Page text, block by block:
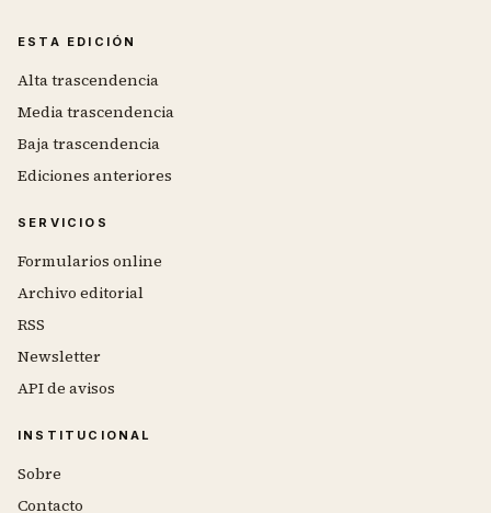
ESTA EDICIÓN
Alta trascendencia
Media trascendencia
Baja trascendencia
Ediciones anteriores
SERVICIOS
Formularios online
Archivo editorial
RSS
Newsletter
API de avisos
INSTITUCIONAL
Sobre
Contacto